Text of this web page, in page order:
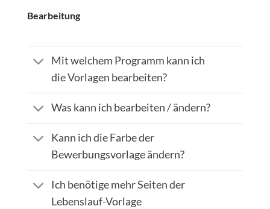
Bearbeitung
Mit welchem Programm kann ich
die Vorlagen bearbeiten?
Was kann ich bearbeiten / ändern?
Kann ich die Farbe der
Bewerbungsvorlage ändern?
Ich benötige mehr Seiten der
Lebenslauf-Vorlage